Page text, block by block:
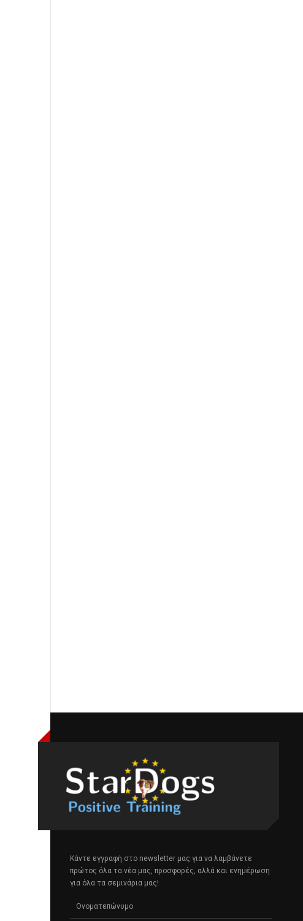
Κάντε εγγραφή στο newsletter μας για να λαμβάνετε
πρώτος όλα τα νέα μας, προσφορές, αλλά και ενημέρωση
για όλα τα σεμινάρια μας!